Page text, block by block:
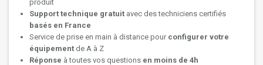
produit
Support technique gratuit avec des techniciens certifiés
basés en France
Service de prise en main à distance pour configurer votre
équipement de A à Z
Réponse à toutes vos questions en moins de 4h